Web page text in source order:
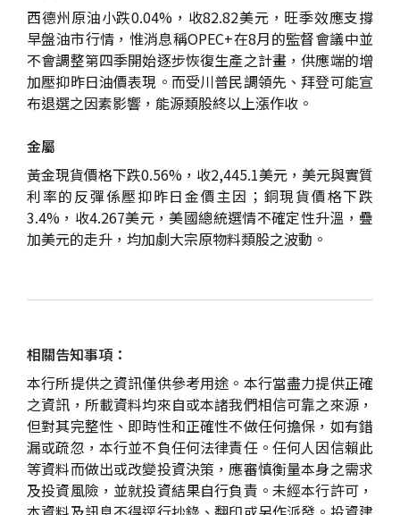
西德州原油小跌0.04%，收82.82美元，旺季效應支撐
早盤油市行情，惟消息稱OPEC+在8月的監督會議中並
不會調整第四季開始逐步恢復生產之計畫，供應端的增
加壓抑昨日油價表現。而受川普民調領先、拜登可能宣
布退選之因素影響，能源類股終以上漲作收。
金屬
黃金現貨價格下跌0.56%，收2,445.1美元，美元與實質
利率的反彈係壓抑昨日金價主因；銅現貨價格下跌
3.4%，收4.267美元，美國總統選情不確定性升溫，疊
加美元的走升，均加劇大宗原物料類股之波動。
相關告知事項：
本行所提供之資訊僅供參考用途。本行當盡力提供正確
之資訊，所載資料均來自或本諸我們相信可靠之來源，
但對其完整性、即時性和正確性不做任何擔保，如有錯
漏或疏忽，本行並不負任何法律責任。任何人因信賴此
等資料而做出或改變投資決策，應審慎衡量本身之需求
及投資風險，並就投資結果自行負責。未經本行許可，